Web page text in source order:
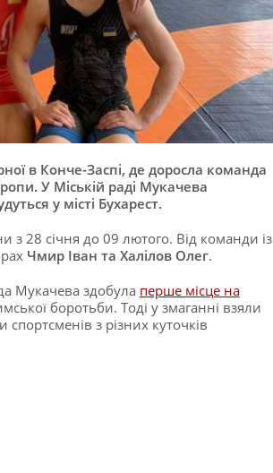
в Конче-Заспі, де доросла команда
У Міській раді Мукачева
у місті Бухарест.
з 28 січня до 09 лютого. Від команди із
Чмир Іван та Халілов Олег.
Мукачева здобула перше місце на
боротьби. Тоді у змаганні взяли
з різних куточків